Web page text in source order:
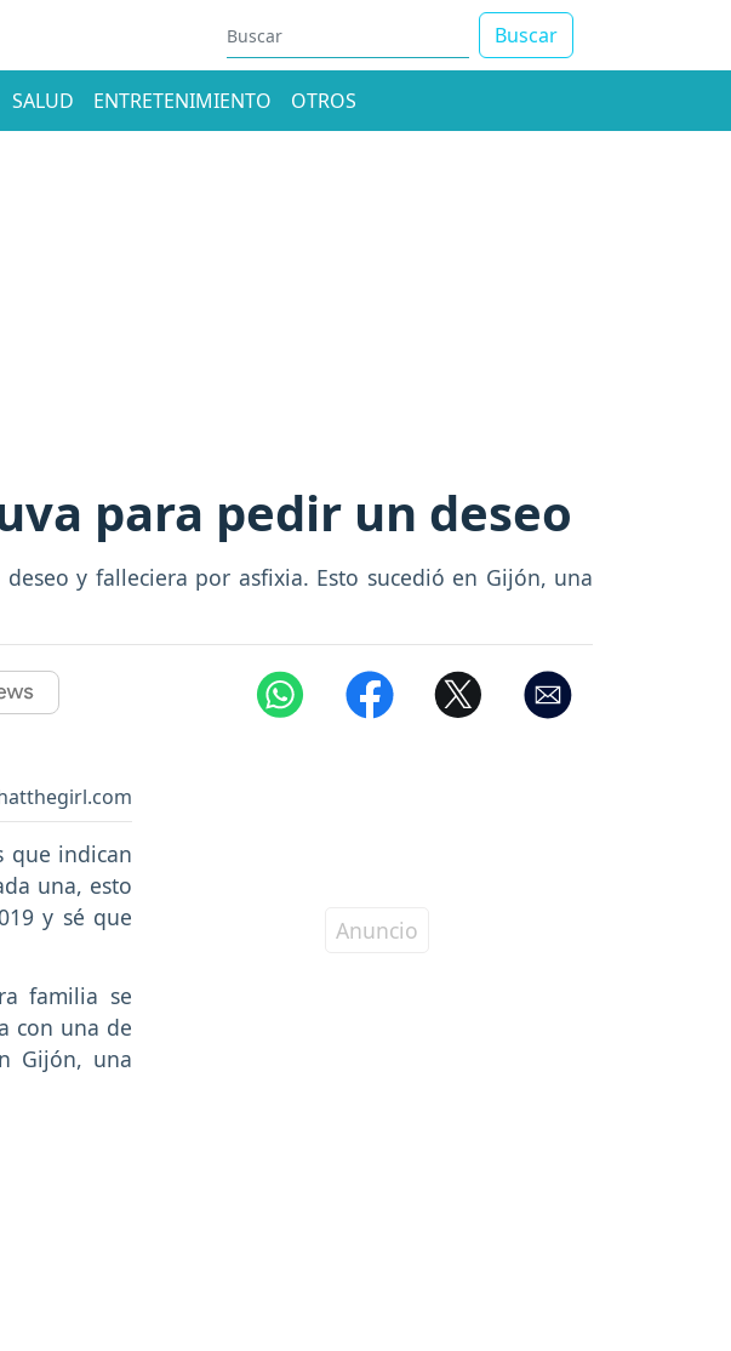
Buscar
SALUD ENTRETENIMIENTO OTROS
para pedir un deseo
y falleciera por asfixia. Esto sucedió en Gijón, una
que indican
una, esto
y sé que
familia se
con una de
Gijón, una